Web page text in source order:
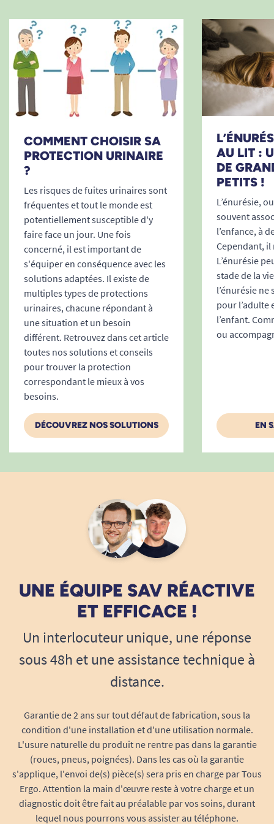
ne fait aucun bruit à l’usage, participe à
préserver votre intimité et vous libère de tout
souci, au travail, lors de sorties, ou à la maison.
Protection douce et rassurante, pour
toutes les femmes
Que ce soit post-accouchement, en période de
désagréments quotidiens, cette serviette intime
s’adapte à tous les profils. Elle est idéale tant
pour les jeunes femmes que pour les seniors,
quelle que soit la cause des fuites légères.
Pourquoi choisir Tena Lady Discreet
Mini ?
Expertise Tena :Leader reconnu des
protections urinaires, Tena s’engage à
fournir des solutions innovantes, ultra-
fiables et conformes aux besoins des
femmes.
Qualité et tolérance prouvée :
Testée
dermatologiquement, la protection est
garantie sans risque allergène au contact
de la peau.
Livraison rapide sous 24-48h dans un colis
neutre, sans aucun signe distinctif du
contenu.
Possibilité d’obtenir un échantillon
d’acheter pour choisir la taille et
l’absorption les plus adaptées sans risque
Conseils personnalisés :Notre équipe
et vous oriente vers le produit idéal selon
votre profil.
Comment bien utiliser la Tena Lady
Discreet Mini ?
Voici quelques conseils pour une pose optimale
Décollez la bande adhésive et positionnez la
partie collante au fond du sous-vêtement.
Assurez-vous que la protection est bien centrée,
puis ajustez votre sous-vêtement pour qu’il soit
bien en contact avec la serviette.
Changez la protection dès que vous sentez de
l’humidité ou une gêne, afin de garantir une
sensation de fraîcheur constante.
COMMENT CHOISIR SA
PROTECTION URINAIRE
?
Les risques de fuites urinaires sont
fréquentes et tout le monde est
potentiellement susceptible d'y
faire face un jour. Une fois
concerné, il est important de
s'équiper en conséquence avec les
solutions adaptées. Il existe de
multiples types de protections
urinaires, chacune répondant à
une situation et un besoin
différent. Retrouvez dans cet article
toutes nos solutions et conseils
pour trouver la protection
correspondant le mieux à vos
besoins.
DÉCOUVREZ NOS SOLUTIONS
AU LIT :
DE
PETITS !
L’énurésie,
souvent
l’enfance, à
Cependant, il
L’énurésie
stade de la
l’énurésie ne
pour l’adulte
l’enfant.
ou
EN
UNE ÉQUIPE SAV RÉACTIVE
ET EFFICACE !
Un interlocuteur unique, une réponse
sous 48h et une assistance technique à
distance.
Garantie de 2 ans sur tout défaut de fabrication, sous la
condition d'une installation et d'une utilisation normale.
L'usure naturelle du produit ne rentre pas dans la garantie
(roues, pneus, poignées). Dans les cas où la garantie
s'applique, l'envoi de(s) pièce(s) sera pris en charge par Tous
Ergo. Attention la main d'œuvre reste à votre charge et un
diagnostic doit être fait au préalable par vos soins, durant
lequel nous pourrons vous assister au téléphone.